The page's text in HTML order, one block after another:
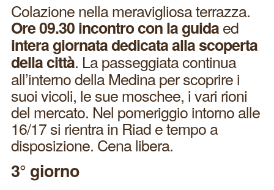
Colazione nella meravigliosa terrazza.
Ore 09.30 incontro con la guidaed
intera giornata dedicata alla scoperta
della città. La passeggiata continua
all’interno della Medina per scoprire i
suoi vicoli, le sue moschee, i vari rioni
del mercato. Nel pomeriggio intorno alle
16/17 si rientra in Riad e tempo a
disposizione. Cena libera.
3° giorno